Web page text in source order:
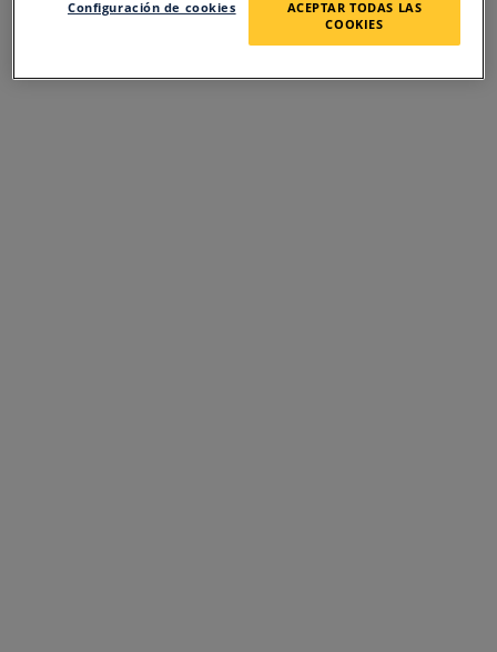
INCONVENIENCE
Configuración de cookies
ACEPTAR TODAS LAS
COOKIES